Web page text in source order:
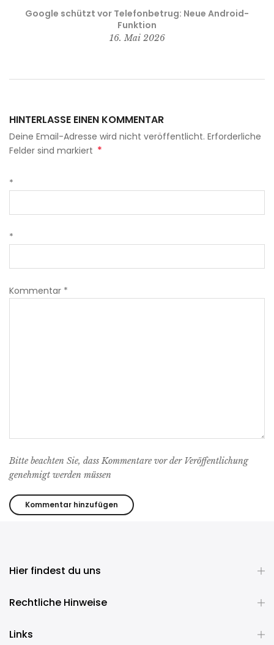
Google schützt vor Telefonbetrug: Neue Android-
Funktion
16. Mai 2026
HINTERLASSE EINEN KOMMENTAR
Deine Email-Adresse wird nicht veröffentlicht. Erforderliche
Felder sind markiert *
*
*
Kommentar *
Bitte beachten Sie, dass Kommentare vor der Veröffentlichung
genehmigt werden müssen
Hier findest du uns
Rechtliche Hinweise
Links